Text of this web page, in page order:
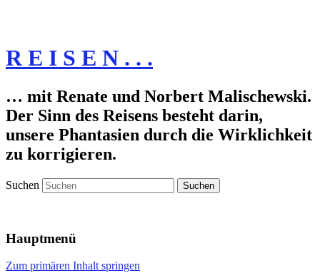
R E I S E N . . .
… mit Renate und Norbert Malischewski.
Der Sinn des Reisens besteht darin,
unsere Phantasien durch die Wirklichkeit
zu korrigieren.
Suchen
Hauptmenü
Zum primären Inhalt springen